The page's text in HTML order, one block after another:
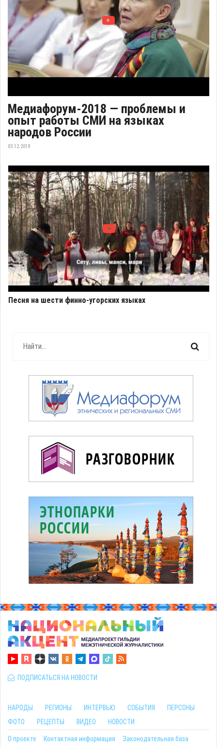
Медиафорум-2018 — проблемы и
опыт работы СМИ на языках
народов России
03.12.2018
Песня на шести финно-угорских языках
ПОДПИСАТЬСЯ НА НОВОСТИ
НАРОДЫ РЕГИОНЫ ИНТЕРВЬЮ СОБЫТИЯ
ПЕРСОНЫ
ФОТО
РЕЦЕПТЫ ВИДЕО НОВОСТИ
О проекте Контактная информация Законодательная база